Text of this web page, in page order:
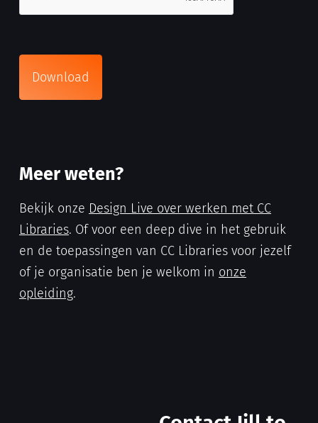
Meer weten?
Bekijk onze Design Live over werken met CC
Libraries. Of voor een deep dive in het gebruik
en de toepassingen van CC Libraries voor jezelf
of je organisatie ben je welkom in onze
opleiding.